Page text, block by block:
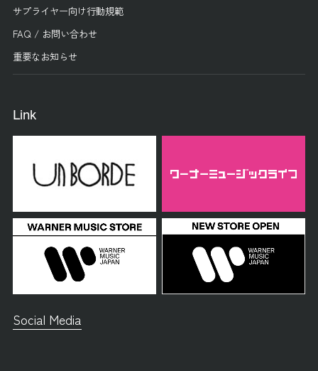
サプライヤー向け行動規範
FAQ / お問い合わせ
重要なお知らせ
Link
Social Media